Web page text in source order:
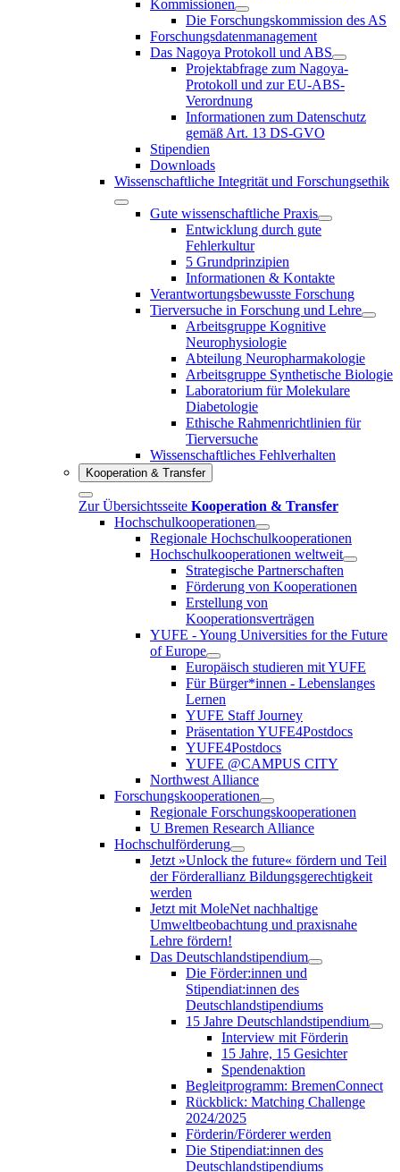
Kommissionen
Die Forschungskommission des AS
Forschungsdatenmanagement
Das Nagoya Protokoll und ABS
Projektabfrage zum Nagoya-
Protokoll und zur EU-ABS-
Verordnung
Informationen zum Datenschutz
gemäß Art. 13 DS-GVO
Stipendien
Downloads
Wissenschaftliche Integrität und Forschungsethik
Gute wissenschaftliche Praxis
Entwicklung durch gute
Fehlerkultur
5 Grundprinzipien
Informationen & Kontakte
Verantwortungsbewusste Forschung
Tierversuche in Forschung und Lehre
Arbeitsgruppe Kognitive
Neurophysiologie
Abteilung Neuropharmakologie
Arbeitsgruppe Synthetische Biologie
Laboratorium für Molekulare
Diabetologie
Ethische Rahmenrichtlinien für
Tierversuche
Wissenschaftliches Fehlverhalten
Kooperation & Transfer
Zur Übersichtsseite Kooperation & Transfer
Hochschulkooperationen
Regionale Hochschulkooperationen
Hochschulkooperationen weltweit
Strategische Partnerschaften
Förderung von Kooperationen
Erstellung von
Kooperationsverträgen
YUFE - Young Universities for the Future
of Europe
Europäisch studieren mit YUFE
Für Bürger*innen - Lebenslanges
Lernen
YUFE Staff Journey
Präsentation YUFE4Postdocs
YUFE4Postdocs
YUFE @CAMPUS CITY
Northwest Alliance
Forschungskooperationen
Regionale Forschungskooperationen
U Bremen Research Alliance
Hochschulförderung
Jetzt »Unlock the future« fördern und Teil
der Förderallianz Bildungsgerechtigkeit
werden
Jetzt mit MoleNet nachhaltige
Umweltbeobachtung und praxisnahe
Lehre fördern!
Das Deutschlandstipendium
Die Förder:innen und
Stipendiat:innen des
Deutschlandstipendiums
15 Jahre Deutschlandstipendium
Interview mit Förderin
15 Jahre, 15 Gesichter
Spendenaktion
Begleitprogramm: BremenConnect
Rückblick: Matching Challenge
2024/2025
Förderin/Förderer werden
Die Stipendiat:innen des
Deutschlandstipendiums